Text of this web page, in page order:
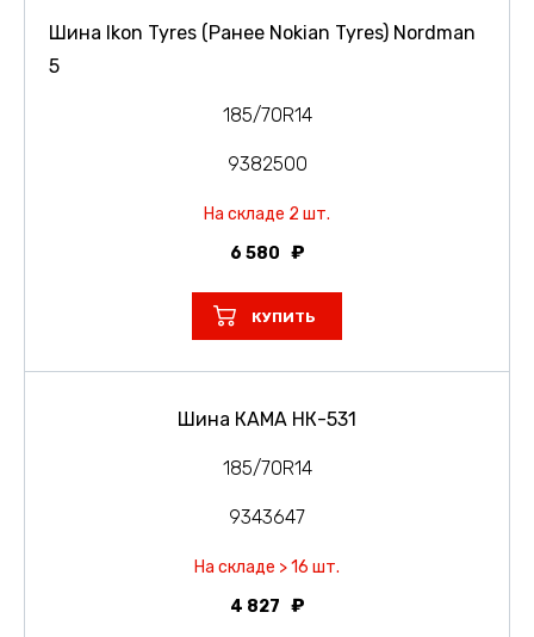
Шина Ikon Tyres (Ранее Nokian Tyres) Nordman
5
185/70R14
9382500
На складе 2 шт.
6 580
КУПИТЬ
Шина КАМА НК-531
185/70R14
9343647
На складе > 16 шт.
4 827